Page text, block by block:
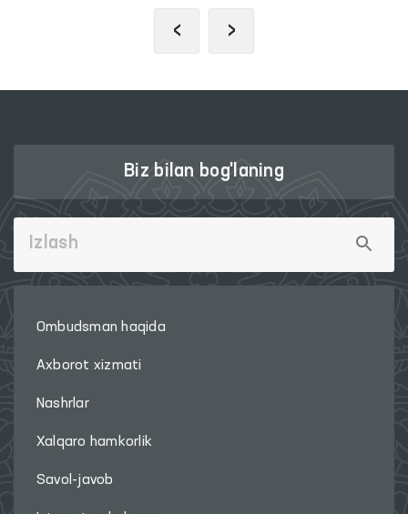
‹ ›
Biz bilan bog'laning
Ombudsman haqida
Axborot xizmati
Nashrlar
Xalqaro hamkorlik
Savol-javob